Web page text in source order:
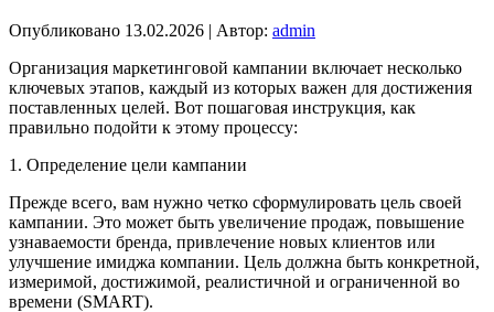
Опубликовано 13.02.2026 | Автор: admin
Организация маркетинговой кампании включает несколько
ключевых этапов, каждый из которых важен для достижения
поставленных целей. Вот пошаговая инструкция, как
правильно подойти к этому процессу:
1. Определение цели кампании
Прежде всего, вам нужно четко сформулировать цель своей
кампании. Это может быть увеличение продаж, повышение
узнаваемости бренда, привлечение новых клиентов или
улучшение имиджа компании. Цель должна быть конкретной,
измеримой, достижимой, реалистичной и ограниченной во
времени (SMART).